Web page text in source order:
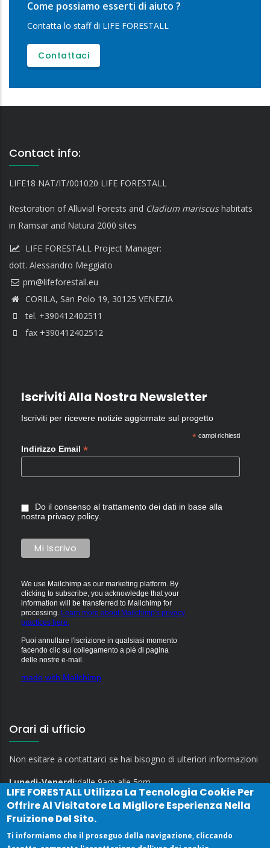
Come possiamo esserti di aiuto ?
Contatta lo staff di LIFE FORESTALL
Contattaci
Contact info:
LIFE18 NAT/IT/001020 LIFE FORESTALL
Restoration of Alluvial Forests and Cladium mariscushabitats
in Ramsar and Natura 2000 sites
LIFE FORESTALL Project Manager:
dott. Alessandro Meggiato
CORILA, San Polo 19, 30125 VENEZIA
tel. +390412402511
fax +390412402512
Iscriviti Alla Nostra Newsletter
Iscriviti per ricevere notizie aggiornate sul progetto
*campi richiesti
Indirizzo Email *
Do il consenso al trattamento dei dati in base alla
nostra privacy policy.
We use Mailchimp as our marketing platform. By
clicking to subscribe, you acknowledge that your
information will be transferred to Mailchimp for
processing. Learn more about Mailchimp's privacy
practices here.
Puoi annullare l'iscrizione in qualsiasi momento
facendo clic sul collegamento a piè di pagina
delle nostre e-mail.
made with Mailchimp
Orari di ufficio
Non esitare a contattarci se hai bisogno di ulteriori informazioni
Lunedi-Venerdi:dalle 9am alle 5pm
LIFE FORESTALLUtilizza La Tecnologia Cookie Per
Offrire Al Visitatore La Migliore Esperienza Nella
Fruizione Del Sito.
Ti informiamo che il proseguo della navigazione, cliccando